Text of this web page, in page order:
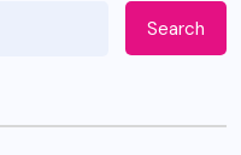
Search